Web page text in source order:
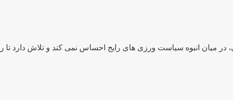
میان انبوه سیاست ورزی های رایج احساس نمی کند و تلاش دارد تا